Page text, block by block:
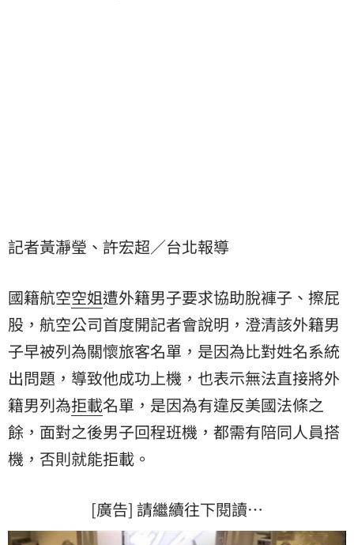
記者黃瀞瑩、許宏超／台北報導
國籍航空空姐遭外籍男子要求協助脫褲子、 擦屁
股 ，航空公司首度開記者會說明，澄清該外籍男
子早被列為關懷旅客名單，是因為比對姓名系統
出問題，導致他成功上機，也表示無法直接將外
籍男列為拒載名單，是因為有違反美國法條之
餘，面對之後男子回程班機，都需有陪同人員搭
機，否則就能拒載。
[廣告] 請繼續往下閱讀…